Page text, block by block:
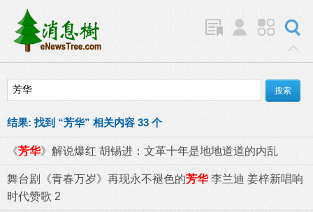
结果: 找到 “芳华” 相关内容 33 个
《芳华》解说爆红 胡锡进：文革十年是地地道道的内乱
舞台剧《青春万岁》再现永不褪色的芳华李兰迪 姜梓新唱响
时代赞歌 2